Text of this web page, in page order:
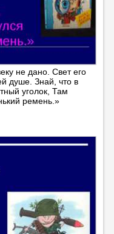
не дано. Свет его
душе. Знай, что в
уголок, Там
ремень.»